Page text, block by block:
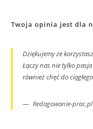
Twoja opinia jest dla
Dziękujemy że
Łączy nas nie tylko
również chęć do
Redagowanie-prac.pl